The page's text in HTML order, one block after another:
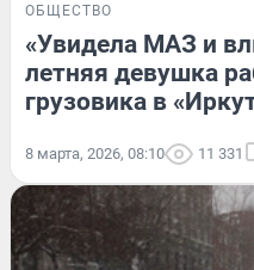
ОБЩЕСТВО
«Увидела МАЗ и
летняя девушка
грузовика в
8 марта, 2026, 08:10 11 331